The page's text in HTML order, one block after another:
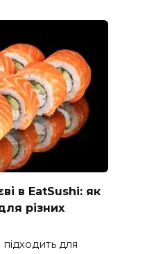
в EatSushi: як
різних
для